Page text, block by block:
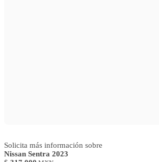
Solicita más información sobre
Nissan Sentra 2023